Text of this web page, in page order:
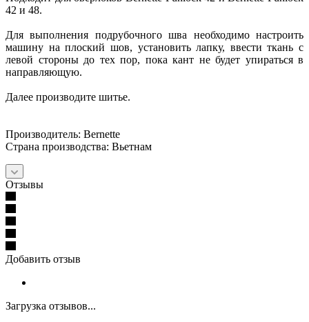
42 и 48.
Для выполнения подрубочного шва необходимо настроить
машину на плоский шов, установить лапку, ввести ткань с
левой стороны до тех пор, пока кант не будет упираться в
направляющую.
Далее производите шитье.
Производитель: Bernette
Страна производства: Вьетнам
Отзывы
Добавить отзыв
Загрузка отзывов...